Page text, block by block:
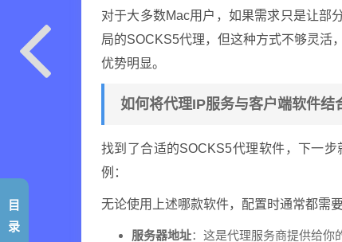
对于大多数Mac用户，如果需求只是让部
局的SOCKS5代理，但这种方式不够灵活
优势明显。
如何将代理IP服务与客户端软件结
找到了合适的SOCKS5代理软件，下一
例：
无论使用上述哪款软件，配置时通常都需
服务器地址：这是代理服务商提供给你
目
录